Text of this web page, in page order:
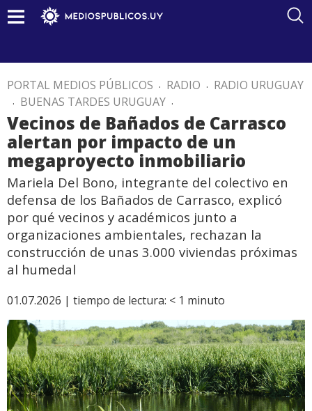
PORTAL MEDIOS PÚBLICOS . RADIO . RADIO URUGUAY
. BUENAS TARDES URUGUAY .
Vecinos de Bañados de Carrasco
alertan por impacto de un
megaproyecto inmobiliario
Mariela Del Bono, integrante del colectivo en
defensa de los Bañados de Carrasco, explicó
por qué vecinos y académicos junto a
organizaciones ambientales, rechazan la
construcción de unas 3.000 viviendas próximas
al humedal
01.07.2026 | tiempo de lectura: < 1 minuto